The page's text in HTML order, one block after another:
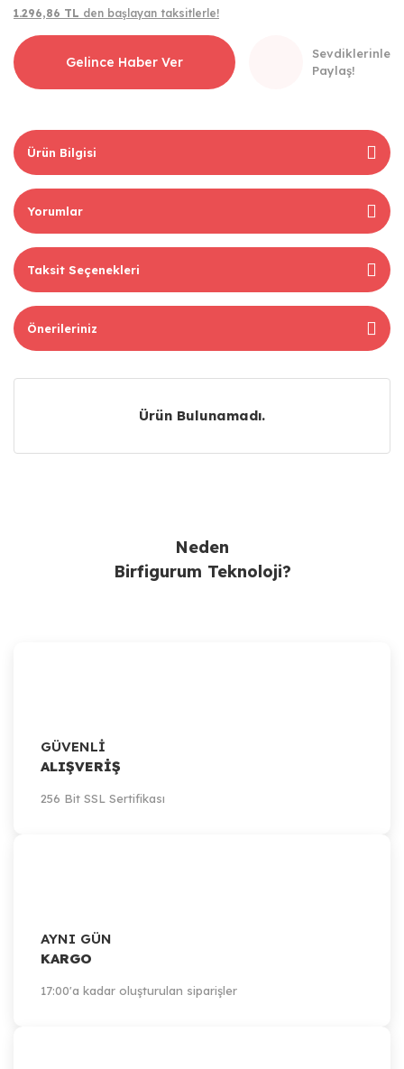
1.296,86 TL den başlayan taksitlerle!
Gelince Haber Ver
Sevdiklerinle
Paylaş!
Ürün Bilgisi
Yorumlar
Taksit Seçenekleri
Önerileriniz
Ürün Bulunamadı.
Neden
Birfigurum Teknoloji?
GÜVENLİ
ALIŞVERİŞ
256 Bit SSL Sertifikası
AYNI GÜN
KARGO
17:00'a kadar oluşturulan siparişler